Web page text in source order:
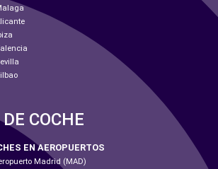
COCHE
EN AEROPUERTOS
Madrid (MAD)